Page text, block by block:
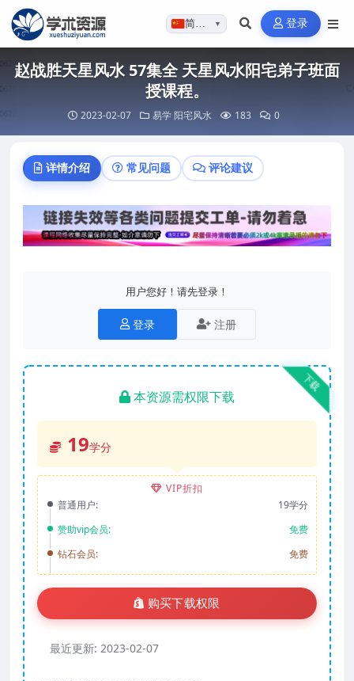
简体…▼ 登录
赵战胜天星风水 57集全 天星风水阳宅弟子班面
授课程。
2023-02-07 易学阳宅风水 183 0
详情介绍 常见问题 评论建议
用户您好！请先登录！
登录 注册
下载
本资源需权限下载
19学分
VIP折扣
普通用户:
19学分
赞助vip会员:
免费
钻石会员:
免费
购买下载权限
最近更新: 2023-02-07